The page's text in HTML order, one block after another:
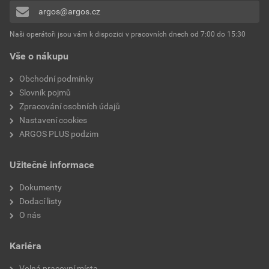
Přidávat hodnocení může pouze přihlášený uživatel.
Vše o nákupu
Obchodní podmínky
Slovník pojmů
Zpracování osobních údajů
Nastavení cookies
ARGOS PLUS podzim
Užitečné informace
Dokumenty
Dodací listy
O nás
Kariéra
argos@argos.cz
Naši operátoři jsou vám k dispozici v pracovních dnech od 7:00 do 15:30